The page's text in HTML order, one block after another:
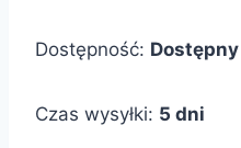
Dostępność: Dostępny
Czas wysyłki: 5 dni